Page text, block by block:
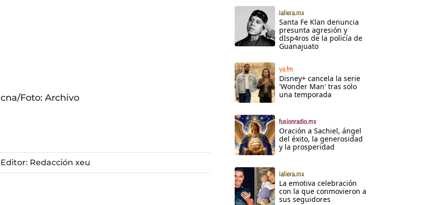
cna/Foto: Archivo
Editor: Redacción xeu
lafiera.mx
Santa Fe Klan denuncia
presunta agresión y
dIsp4ros de la policía de
Guanajuato
ya.fm
Disney+ cancela la serie
'Wonder Man' tras solo
una temporada
fusionradio.mx
Oración a Sachiel, ángel
del éxito, la generosidad
y la prosperidad
lafiera.mx
La emotiva celebración
con la que conmovieron a
sus seguidores